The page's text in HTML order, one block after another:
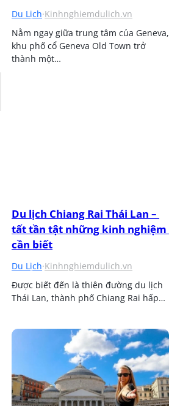
Du Lịch·Kinhnghiemdulich.vn
Nằm ngay giữa trung tâm của Geneva,
khu phố cổ Geneva Old Town trở
thành một…
Du lịch Chiang Rai Thái Lan –
tất tần tật những kinh nghiệm
cần biết
Du Lịch·Kinhnghiemdulich.vn
Được biết đến là thiên đường du lịch
Thái Lan, thành phố Chiang Rai hấp…